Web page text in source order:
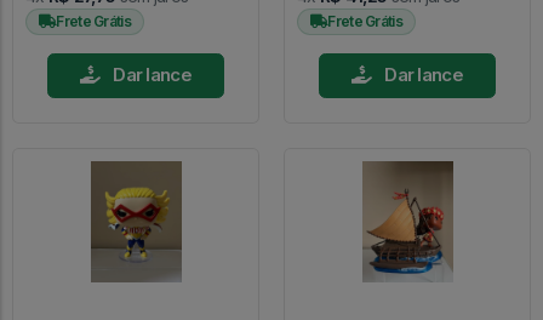
Frete Grátis
Dar lance
Frete Grátis
Dar lance